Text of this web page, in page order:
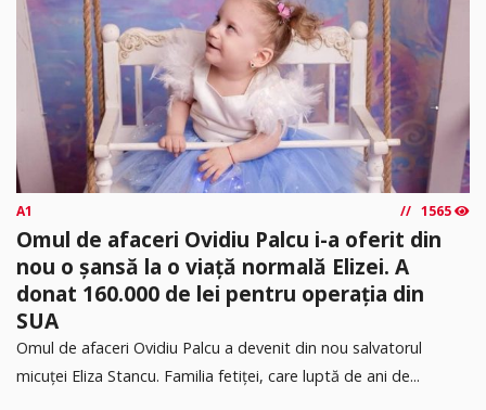
A1 1565
Omul de afaceri Ovidiu Palcu i-a oferit din
nou o șansă la o viață normală Elizei. A
donat 160.000 de lei pentru operația din
SUA
Omul de afaceri Ovidiu Palcu a devenit din nou salvatorul
micuței Eliza Stancu. Familia fetiței, care luptă de ani de...